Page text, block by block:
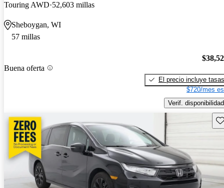
Touring AWD 52,603 millas
Sheboygan, WI
57 millas
Buena oferta
El precio incluye tasas
$720/mes
Verif. disponibilidad